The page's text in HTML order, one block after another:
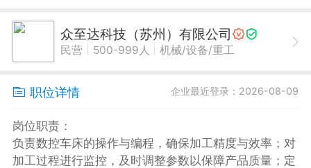
众至达科技（苏州）有限公司
民营 500-999人 机械/设备/重工
职位详情 企业最近登录：2026-08-09
岗位职责：
负责数控车床的操作与编程，确保加工精度与效率；对
加工过程进行监控，及时调整参数以保障产品质量；定